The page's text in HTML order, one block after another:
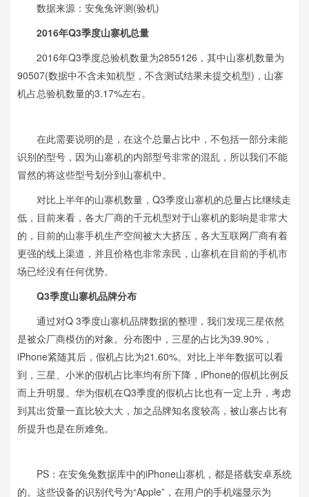
数据来源：安兔兔评测(验机)
2016年Q3季度山寨机总量
2016年Q3季度总验机数量为2855126，其中山寨机数量为
90507(数据中不含未知机型，不含测试结果未提交机型)，山寨
机占总验机数量的3.17%左右。
在此需要说明的是，在这个总量占比中，不包括一部分未能
识别的型号，因为山寨机的内部型号非常的混乱，所以我们不能
冒然的将这些型号划分到山寨机中。
对比上半年的山寨机数量，Q3季度山寨机的总量占比继续走
低，目前来看，各大厂商的千元机型对于山寨机的影响是非常大
的，目前的山寨手机生产空间被大大挤压，各大互联网厂商有着
更强的线上渠道，并且价格也非常亲民，山寨机在目前的手机市
场已经没有任何优势。
Q3季度山寨机品牌分布
通过对Q 3季度山寨机品牌数据的整理，我们发现三星依然
是被众厂商模仿的对象。分布图中，三星的占比为39.90%，
iPhone紧随其后，假机占比为21.60%。对比上半年数据可以看
到，三星、小米的假机占比率均有所下降，iPhone的假机比例反
而上升明显。华为假机在Q3季度的假机占比也有一定上升，考虑
到其出货量一直比较大大，加之品牌知名度较高，被山寨占比有
所提升也是在所难免。
PS：在安兔兔数据库中的iPhone山寨机，都是搭载安卓系统
的。这些设备的识别代号为“Apple”，在用户的手机端显示为